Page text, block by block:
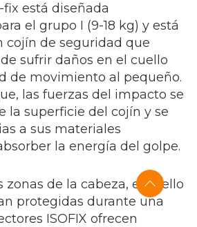
fix está diseñada
el grupo I (9-18 kg) y está
cojín de seguridad que
sufrir daños en el cuello
de movimiento al pequeño.
las fuerzas del impacto se
la superficie del cojín y se
a sus materiales
la energía del golpe.
zonas de la cabeza, el cuello
protegidas durante una
ISOFIX ofrecen